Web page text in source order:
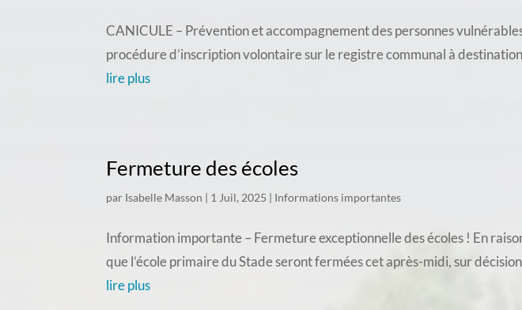
CANICULE – Prévention et accompagnement des personnes
procédure d’inscription volontaire sur le registre communal à
lire plus
Fermeture des écoles
par Isabelle Masson | 1 Juil, 2025 | Informations importantes
Information importante – Fermeture exceptionnelle des écoles ! En
que l’école primaire du Stade seront fermées cet après-midi, sur
lire plus